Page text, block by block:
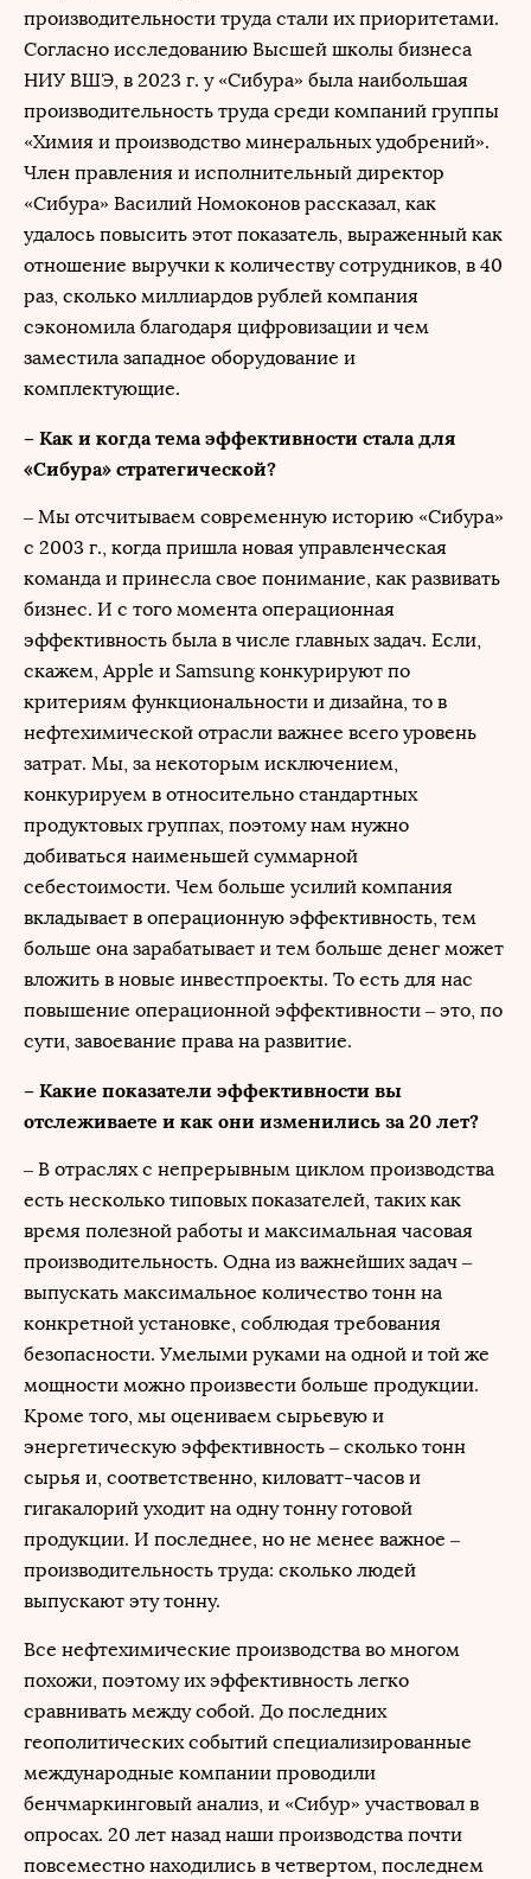
производительности труда стали их приоритетами.
Согласно исследованию Высшей школы бизнеса
НИУ ВШЭ, в 2023 г. у «Сибура» была наибольшая
производительность труда среди компаний группы
«Химия и производство минеральных удобрений».
Член правления и исполнительный директор
«Сибура» Василий Номоконов рассказал, как
удалось повысить этот показатель, выраженный как
отношение выручки к количеству сотрудников, в 40
раз, сколько миллиардов рублей компания
сэкономила благодаря цифровизации и чем
заместила западное оборудование и
комплектующие.
– Как и когда тема эффективности стала для
«Сибура» стратегической?
– Мы отсчитываем современную историю «Сибура»
с 2003 г., когда пришла новая управленческая
команда и принесла свое понимание, как развивать
бизнес. И с того момента операционная
эффективность была в числе главных задач. Если,
скажем, Apple и Samsung конкурируют по
критериям функциональности и дизайна, то в
нефтехимической отрасли важнее всего уровень
затрат. Мы, за некоторым исключением,
конкурируем в относительно стандартных
продуктовых группах, поэтому нам нужно
добиваться наименьшей суммарной
себестоимости. Чем больше усилий компания
вкладывает в операционную эффективность, тем
больше она зарабатывает и тем больше денег может
вложить в новые инвестпроекты. То есть для нас
повышение операционной эффективности – это, по
сути, завоевание права на развитие.
– Какие показатели эффективности вы
отслеживаете и как они изменились за 20 лет?
– В отраслях с непрерывным циклом производства
есть несколько типовых показателей, таких как
время полезной работы и максимальная часовая
производительность. Одна из важнейших задач –
выпускать максимальное количество тонн на
конкретной установке, соблюдая требования
безопасности. Умелыми руками на одной и той же
мощности можно произвести больше продукции.
Кроме того, мы оцениваем сырьевую и
энергетическую эффективность – сколько тонн
сырья и, соответственно, киловатт-часов и
гигакалорий уходит на одну тонну готовой
продукции. И последнее, но не менее важное –
производительность труда: сколько людей
выпускают эту тонну.
Все нефтехимические производства во многом
похожи, поэтому их эффективность легко
сравнивать между собой. До последних
геополитических событий специализированные
международные компании проводили
бенчмаркинговый анализ, и «Сибур» участвовал в
опросах. 20 лет назад наши производства почти
повсеместно находились в четвертом, последнем